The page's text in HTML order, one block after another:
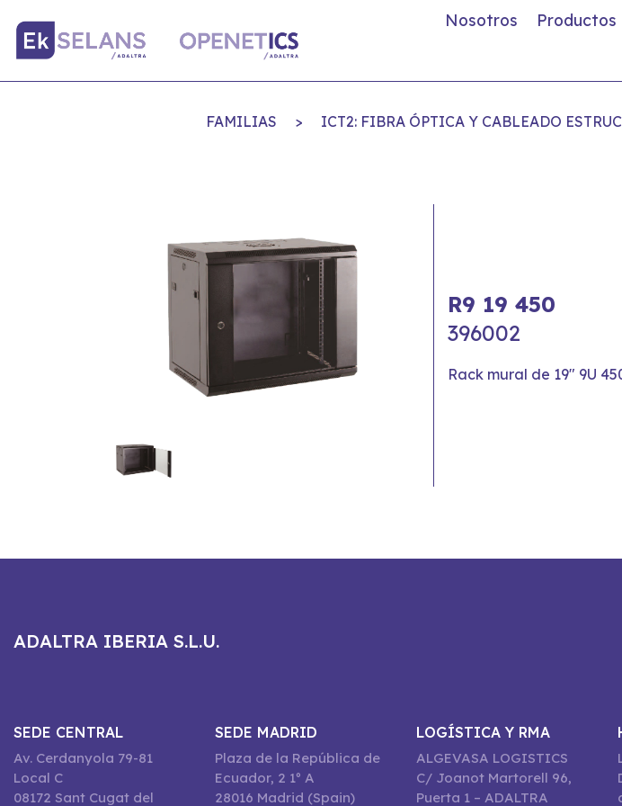
Nosotros Productos
FAMILIAS > ICT2: FIBRA ÓPTICA Y CABLEADO
R9 19 450
396002
Rack mural de 19" 9U
ADALTRA IBERIA S.L.U.
SEDE CENTRAL
Av. Cerdanyola 79-81
Local C
08172 Sant Cugat del
SEDE MADRID
Plaza de la República de
Ecuador, 2 1º A
28016 Madrid (Spain)
LOGÍSTICA Y RMA
ALGEVASA LOGISTICS
C/ Joanot Martorell 96,
Puerta 1 – ADALTRA